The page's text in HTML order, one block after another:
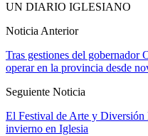
UN DIARIO IGLESIANO
Noticia Anterior
Tras gestiones del gobernador
operar en la provincia desde
Seguiente Noticia
El Festival de Arte y Diversión
invierno en Iglesia